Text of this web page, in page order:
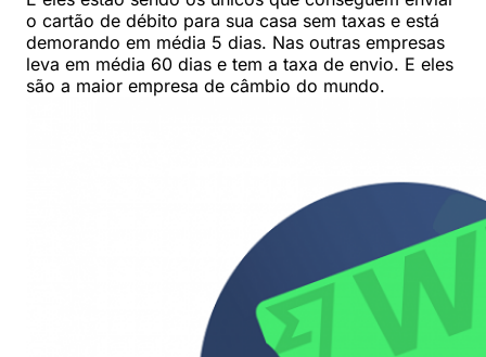
o cartão de débito para sua casa sem taxas e está
demorando em média 5 dias. Nas outras empresas
leva em média 60 dias e tem a taxa de envio. E eles
são a maior empresa de câmbio do mundo.